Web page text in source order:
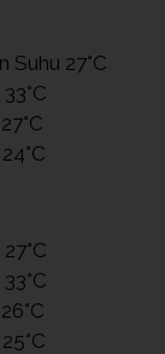
Suhu 27°C